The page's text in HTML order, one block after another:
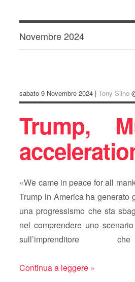
Novembre 2024
sabato 9 Novembre 2024 |Tony Siino
Trump,
«We came in peace for all
Trump in America ha generato
una progressismo che sta
nel comprendere uno
Continua a leggere »